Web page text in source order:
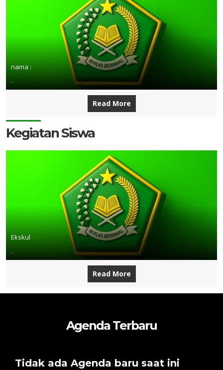
nama :
.
Read More
Kegiatan Siswa
Ekskul
.
Read More
Agenda Terbaru
Tidak ada Agenda baru saat ini